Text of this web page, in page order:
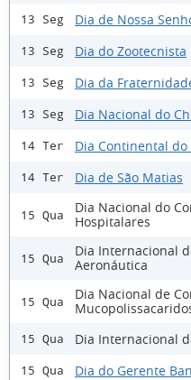
13 Seg Dia de Nossa
13 Seg Dia do Zootecnista
13 Seg Dia da
13 Seg Dia Nacional do
14 Ter Dia Continental do
14 Ter Dia de São Matias
15 Qua
Dia Nacional do
Hospitalares
15 Qua
Dia Internacional
Aeronáutica
15 Qua
Dia Nacional de
15 Qua Dia Internacional
15 Qua Dia do Gerente